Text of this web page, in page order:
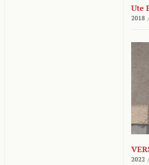
Ute
2018
2022